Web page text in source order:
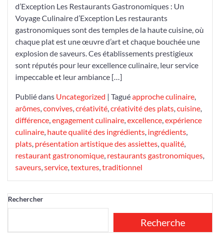
d’Exception Les Restaurants Gastronomiques : Un
Voyage Culinaire d’Exception Les restaurants
gastronomiques sont des temples de la haute cuisine, où
chaque plat est une œuvre d’art et chaque bouchée une
explosion de saveurs. Ces établissements prestigieux
sont réputés pour leur excellence culinaire, leur service
impeccable et leur ambiance […]
Publié dans Uncategorized | Taguéapproche culinaire,
arômes,convives,créativité,créativité des plats,cuisine,
différence,engagement culinaire,excellence,expérience
culinaire, haute qualité des ingrédients, ingrédients,
plats, présentation artistique des assiettes,qualité,
restaurant gastronomique, restaurants gastronomiques,
saveurs,service,textures,traditionnel
Rechercher
Recherche